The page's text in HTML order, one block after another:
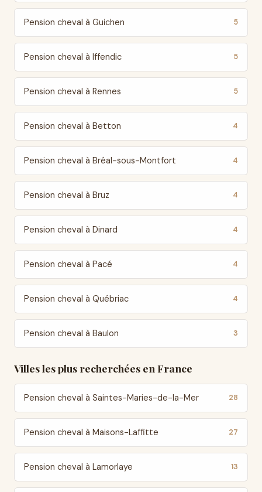
Pension cheval à Guichen 5
Pension cheval à Iffendic 5
Pension cheval à Rennes 5
Pension cheval à Betton 4
Pension cheval à Bréal-sous-Montfort 4
Pension cheval à Bruz 4
Pension cheval à Dinard 4
Pension cheval à Pacé 4
Pension cheval à Québriac 4
Pension cheval à Baulon 3
Villes les plus recherchées en France
Pension cheval à Saintes-Maries-de-la-Mer 28
Pension cheval à Maisons-Laffitte 27
Pension cheval à Lamorlaye 13